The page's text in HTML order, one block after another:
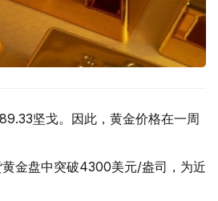
坚戈。因此，黄金价格在一周
金盘中突破4300美元/盎司，为近